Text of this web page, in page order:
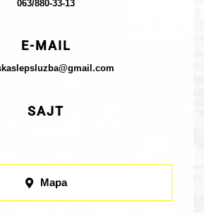
063/880-33-13
E-MAIL
SAJT
Mapa